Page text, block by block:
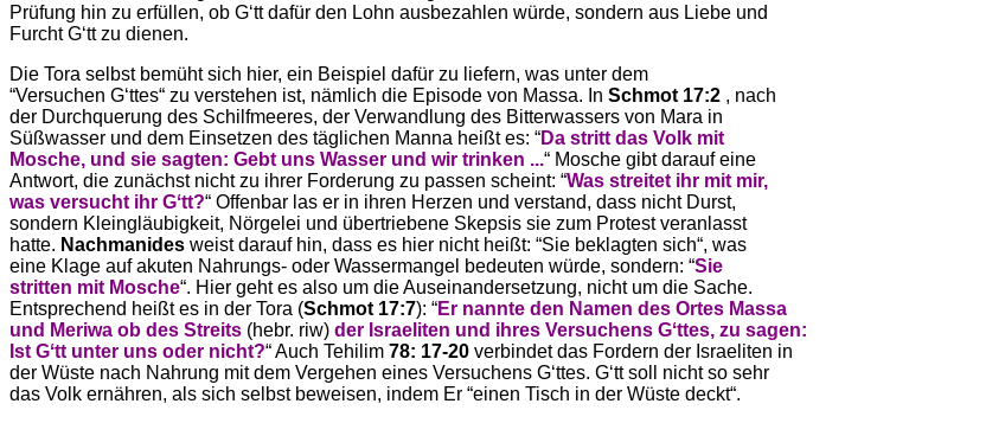
Prüfung hin zu erfüllen, ob Gʻtt dafür den Lohn ausbezahlen würde, sondern aus Liebe und
Furcht Gʻtt zu dienen.
Die Tora selbst bemüht sich hier, ein Beispiel dafür zu liefern, was unter dem
“Versuchen Gʻttes“ zu verstehen ist, nämlich die Episode von Massa. In Schmot 17:2 , nach
der Durchquerung des Schilfmeeres, der Verwandlung des Bitterwassers von Mara in
Süßwasser und dem Einsetzen des täglichen Manna heißt es: “Da stritt das Volk mit
Mosche, und sie sagten: Gebt uns Wasser und wir trinken ...“ Mosche gibt darauf eine
Antwort, die zunächst nicht zu ihrer Forderung zu passen scheint: “Was streitet ihr mit mir,
was versucht ihr Gʻtt?“ Offenbar las er in ihren Herzen und verstand, dass nicht Durst,
sondern Kleingläubigkeit, Nörgelei und übertriebene Skepsis sie zum Protest veranlasst
hatte. Nachmanides weist darauf hin, dass es hier nicht heißt: “Sie beklagten sich“, was
eine Klage auf akuten Nahrungs- oder Wassermangel bedeuten würde, sondern: “Sie
stritten mit Mosche“. Hier geht es also um die Auseinandersetzung, nicht um die Sache.
Entsprechend heißt es in der Tora (Schmot 17:7): “Er nannte den Namen des Ortes Massa
und Meriwa ob des Streits (hebr. riw) der Israeliten und ihres Versuchens Gʻttes, zu sagen:
Ist Gʻtt unter uns oder nicht?“ Auch Tehilim 78: 17-20 verbindet das Fordern der Israeliten in
der Wüste nach Nahrung mit dem Vergehen eines Versuchens Gʻttes. Gʻtt soll nicht so sehr
das Volk ernähren, als sich selbst beweisen, indem Er “einen Tisch in der Wüste deckt“.